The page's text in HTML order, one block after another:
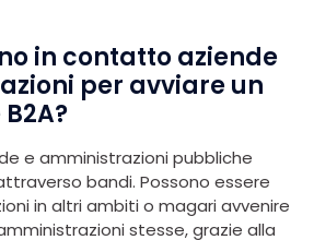
in contatto aziende
per avviare un
e amministrazioni pubbliche
bandi. Possono essere
in altri ambiti o magari avvenire
stesse, grazie alla